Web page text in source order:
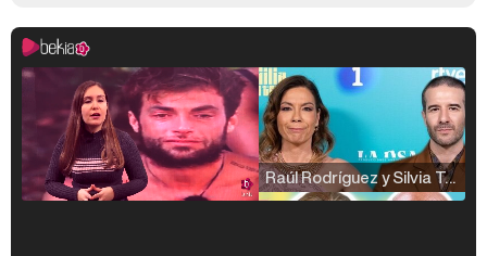
Raúl Rodríguez y Silvia Taulés nos cuentan su papel en 'La familia de la tele'